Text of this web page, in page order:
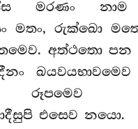
මරණං
මතං, රුක්ඛො
අත්ථතො පන
එසෙව නයො.